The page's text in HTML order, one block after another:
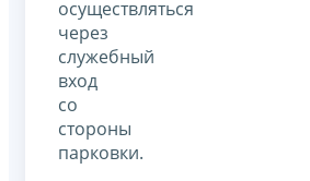
осуществляться
через
служебный
вход
со
стороны
парковки.